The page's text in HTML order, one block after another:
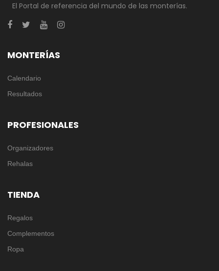
El Portal de referencia del mundo de las monterías.
MONTERÍAS
Calendario
Resultados
PROFESIONALES
Organizadores
Rehalas
TIENDA
Regalos
Complementos
Ropa